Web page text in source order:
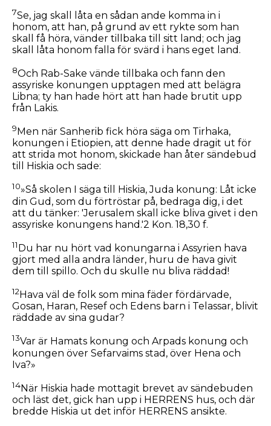
7Se, jag skall låta en sådan ande komma in i
honom, att han, på grund av ett rykte som han
skall få höra, vänder tillbaka till sitt land; och jag
skall låta honom falla för svärd i hans eget land.
8Och Rab-Sake vände tillbaka och fann den
assyriske konungen upptagen med att belägra
Libna; ty han hade hört att han hade brutit upp
från Lakis.
9 Men när Sanherib fick höra säga om Tirhaka,
konungen i Etiopien, att denne hade dragit ut för
att strida mot honom, skickade han åter sändebud
till Hiskia och sade:
10»Så skolen I säga till Hiskia, Juda konung: Låt icke
din Gud, som du förtröstar på, bedraga dig, i det
att du tänker: 'Jerusalem skall icke bliva givet i den
assyriske konungens hand.'2 Kon. 18,30 f.
11Du har nu hört vad konungarna i Assyrien hava
gjort med alla andra länder, huru de hava givit
dem till spillo. Och du skulle nu bliva räddad!
12 Hava väl de folk som mina fäder fördärvade,
Gosan, Haran, Resef och Edens barn i Telassar, blivit
räddade av sina gudar?
13Var är Hamats konung och Arpads konung och
konungen över Sefarvaims stad, över Hena och
Iva?»
14När Hiskia hade mottagit brevet av sändebuden
och läst det, gick han upp i HERRENS hus, och där
bredde Hiskia ut det inför HERRENS ansikte.